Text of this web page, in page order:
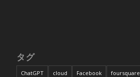
タグ
ChatGPT cloud Facebook foursquare